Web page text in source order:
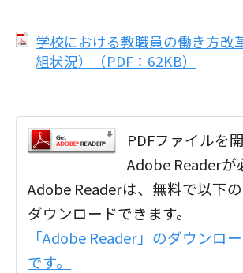
学校における教職員の働き方改
組状況）（PDF：62KB）
PDFファイルを
Adobe Readerが
Adobe Readerは、無料で以下
ダウンロードできます。
「Adobe Reader」のダウンロ
です。